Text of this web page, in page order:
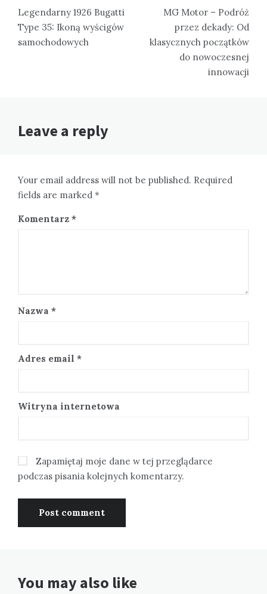
wpisu
Legendarny 1926 Bugatti
Type 35: Ikoną wyścigów
samochodowych
MG Motor – Podróż
przez dekady: Od
klasycznych początków
do nowoczesnej
innowacji
Leave a reply
Your email address will not be published. Required
fields are marked *
Komentarz *
Nazwa *
Adres email *
Witryna internetowa
Zapamiętaj moje dane w tej przeglądarce
podczas pisania kolejnych komentarzy.
You may also like